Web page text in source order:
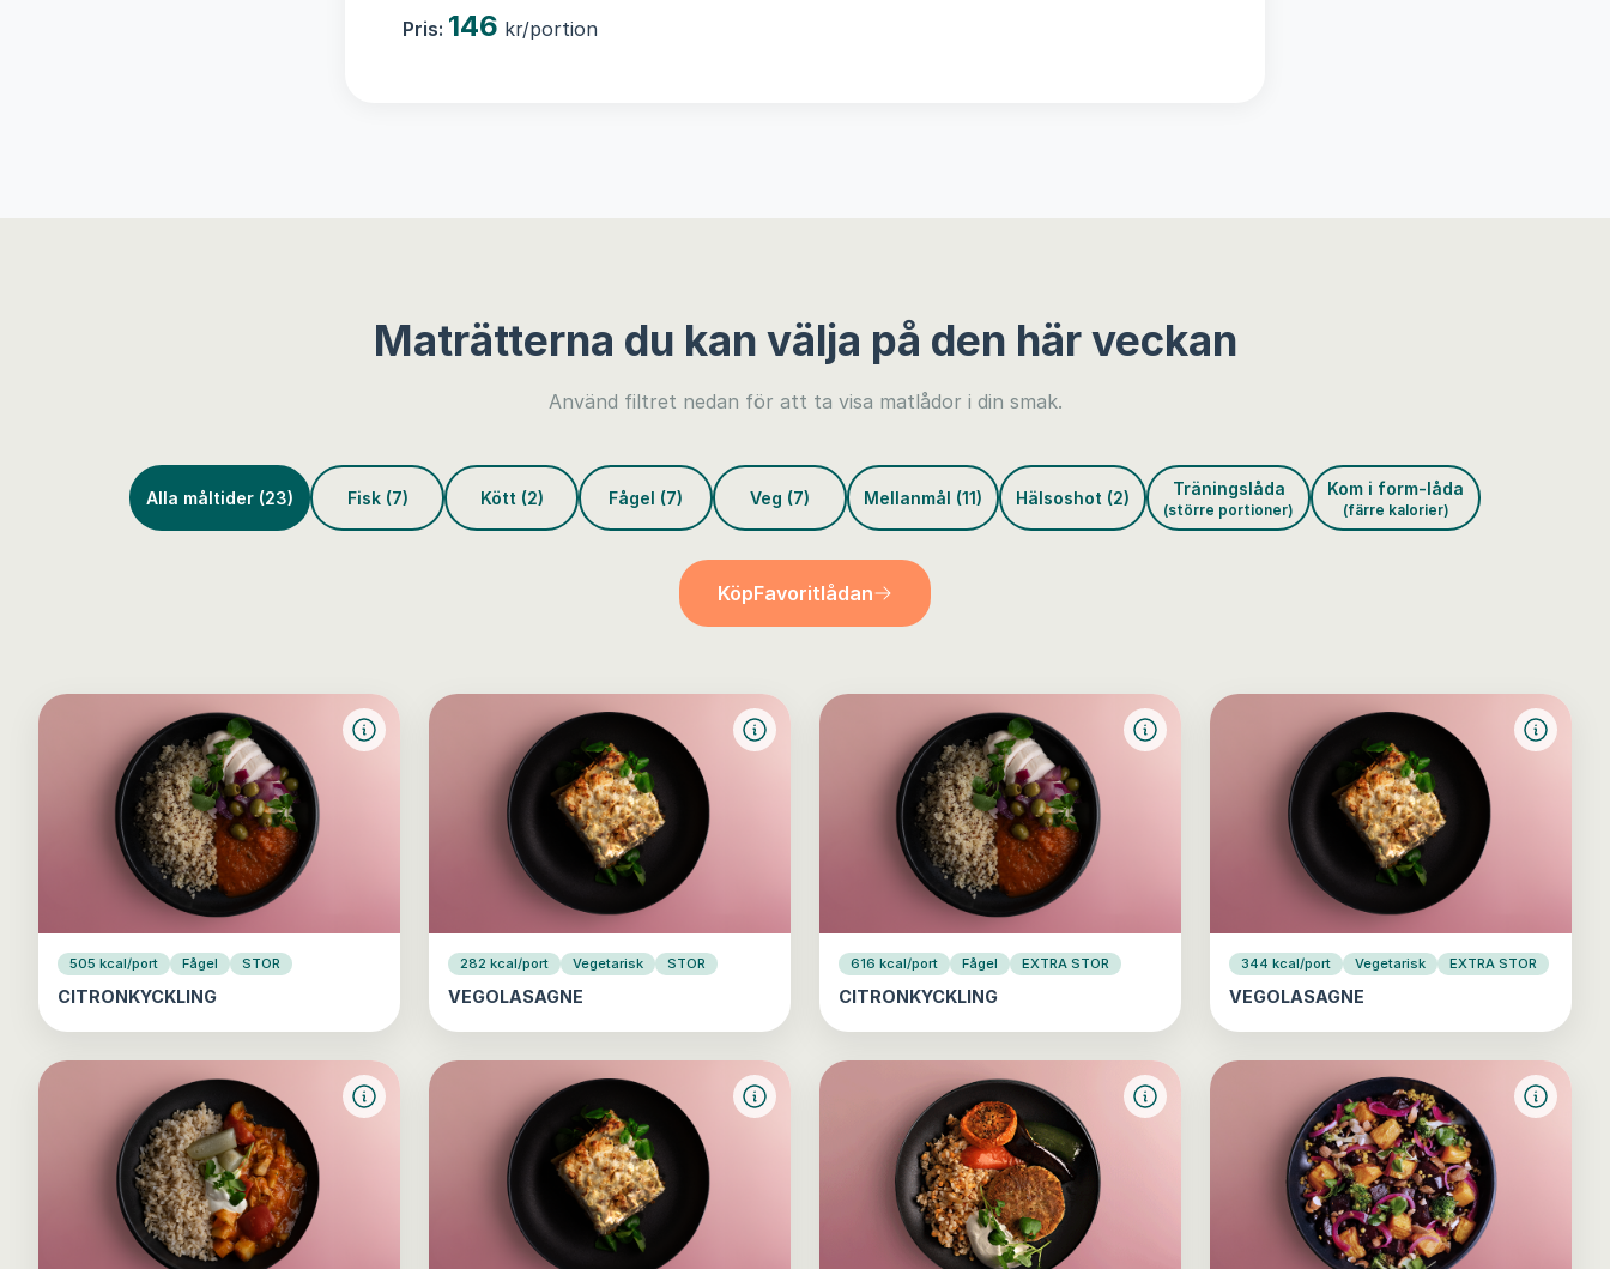
Pris: 146 kr/portion
Maträtterna du kan välja på den här veckan
Använd filtret nedan för att ta visa matlådor i din smak.
Alla måltider (23) Fisk (7) Kött (2) Fågel (7) Veg (7) Mellanmål (11) Hälsoshot (2) Träningslåda
(större portioner)
Kom i form-låda
(färre kalorier)
KöpFavoritlådan
505 kcal/port Fågel STOR
CITRONKYCKLING
282 kcal/port Vegetarisk STOR
VEGOLASAGNE
616 kcal/port Fågel EXTRA STOR
CITRONKYCKLING
344 kcal/port Vegetarisk EXTRA STOR
VEGOLASAGNE